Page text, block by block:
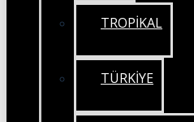
TROPİKAL
TÜRKİYE